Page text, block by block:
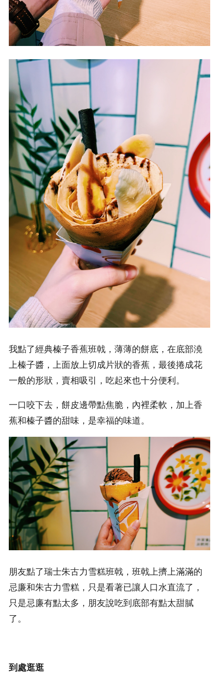
我點了經典榛子香蕉班戟，薄薄的餅底，在底部澆
上榛子醬，上面放上切成片狀的香蕉，最後捲成花
一般的形狀，賣相吸引，吃起來也十分便利。
一口咬下去，餅皮邊帶點焦脆，內裡柔軟，加上香
蕉和榛子醬的甜味，是幸福的味道。
朋友點了瑞士朱古力雪糕班戟，班戟上擠上滿滿的
忌廉和朱古力雪糕，只是看著已讓人口水直流了，
只是忌廉有點太多，朋友說吃到底部有點太甜膩
了。
到處逛逛